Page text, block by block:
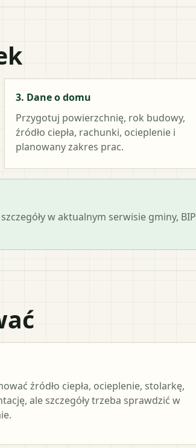
3. Dane o domu
Przygotuj powierzchnię, rok budowy,
źródło ciepła, rachunki, ocieplenie i
planowany zakres prac.
w aktualnym serwisie gminy, BIP
źródło ciepła, ocieplenie, stolarkę,
ale szczegóły trzeba sprawdzić w